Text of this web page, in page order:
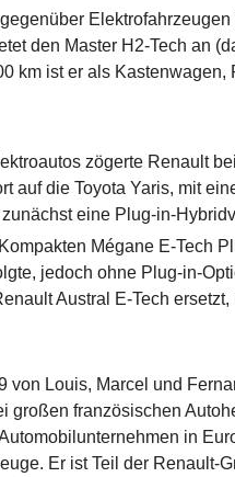
den Master H2-Tech an
km ist er als Kastenwagen,
zögerte Renault
auf die Toyota Yaris, mit
eine Plug-in-
Mégane E-Tech
jedoch ohne Plug-in-
Austral E-Tech
von Louis, Marcel und
großen französischen
in
Er ist Teil der Renault-